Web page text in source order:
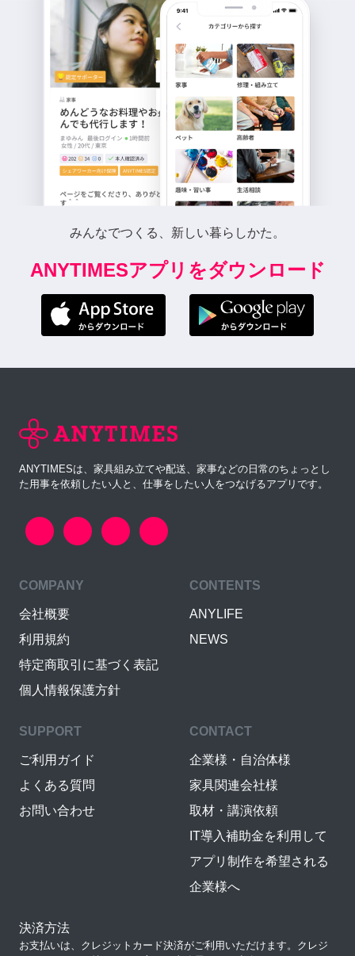
みんなでつくる、新しい暮らしかた。
ANYTIMESアプリをダウンロード
ANYTIMESは、家具組み立てや配送、家事などの日常のちょっとし
た用事を依頼したい人と、仕事をしたい人をつなげるアプリです。
COMPANY
会社概要
利用規約
特定商取引に基づく表記
個人情報保護方針
CONTENTS
ANYLIFE
NEWS
SUPPORT
ご利用ガイド
よくある質問
お問い合わせ
CONTACT
企業様・自治体様
家具関連会社様
取材・講演依頼
IT導入補助金を利用して
アプリ制作を希望される
企業様へ
決済方法
お支払いは、クレジットカード決済がご利用いただけます。クレジ